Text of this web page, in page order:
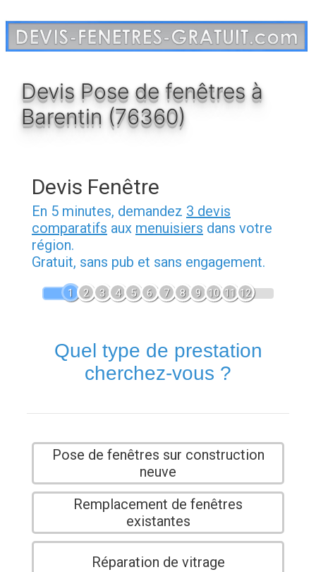
au
contenu
Devis Pose de fenêtres à
Barentin (76360)
Devis Fenêtre
En 5 minutes, demandez 3 devis
comparatifs aux menuisiers dans votre
région.
Gratuit, sans pub et sans engagement.
1 2 3 4 5 6 7 8 9 10 11 12
Quel type de prestation
cherchez-vous ?
Pose de fenêtres sur construction
neuve
Remplacement de fenêtres
existantes
Réparation de vitrage